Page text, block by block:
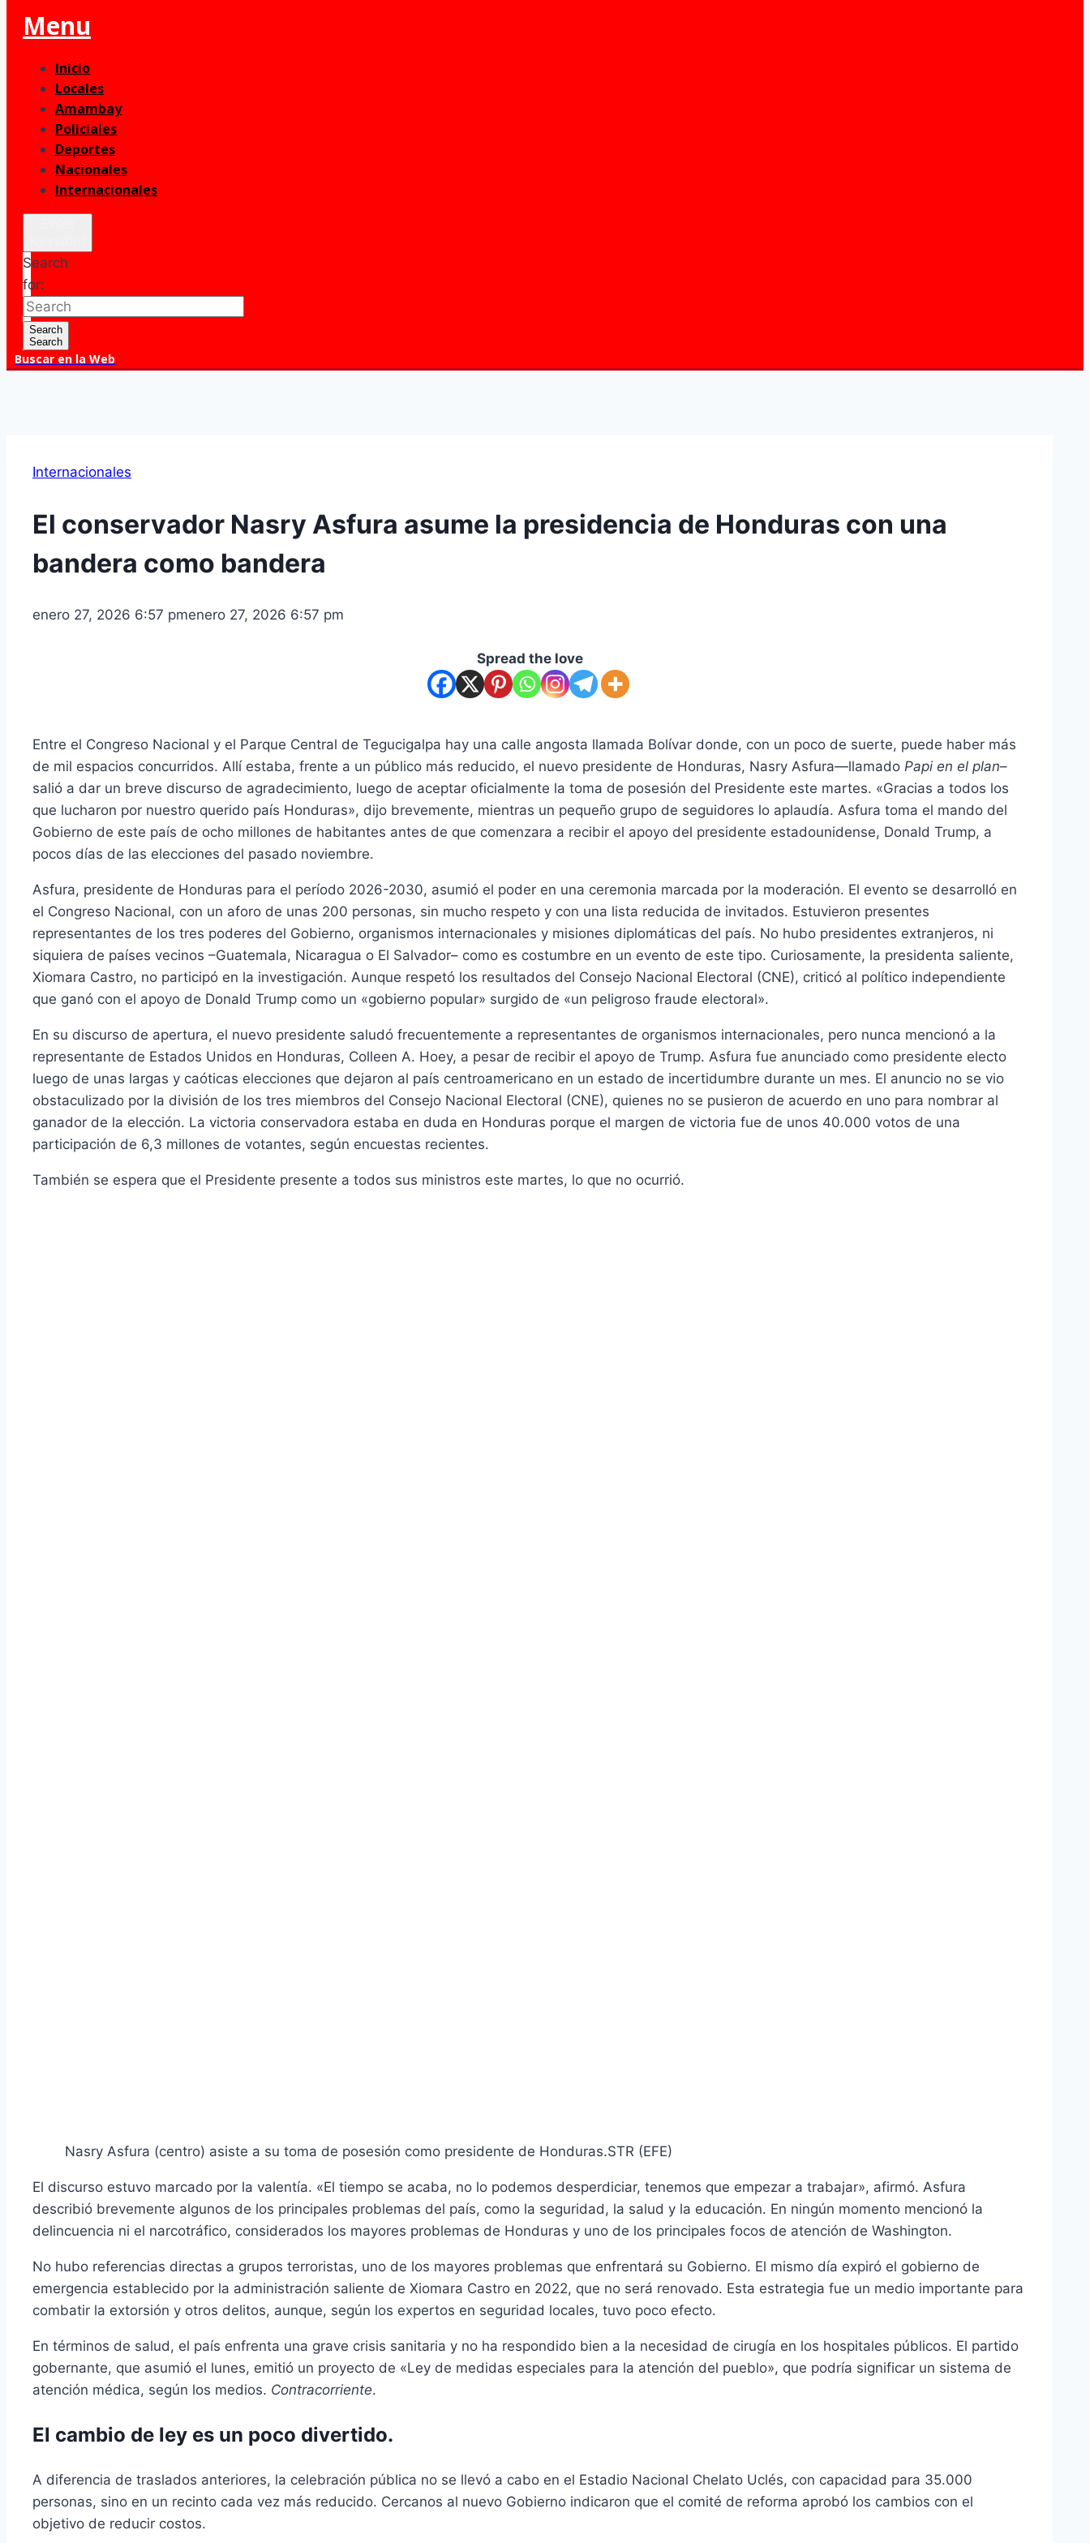
Menu
Inicio
Locales
Amambay
Policiales
Deportes
Nacionales
Internacionales
Search
for:
Search
Search
Buscar en la Web
Internacionales
El conservador Nasry Asfura asume la presidencia de Honduras con una
bandera como bandera
enero 27, 2026 6:57 pmenero 27, 2026 6:57 pm
Spread the love
Entre el Congreso Nacional y el Parque Central de Tegucigalpa hay una calle angosta llamada Bolívar donde, con un poco de suerte, puede haber más
de mil espacios concurridos. Allí estaba, frente a un público más reducido, el nuevo presidente de Honduras, Nasry Asfura—llamado Papi en el plan–
salió a dar un breve discurso de agradecimiento, luego de aceptar oficialmente la toma de posesión del Presidente este martes. «Gracias a todos los
que lucharon por nuestro querido país Honduras», dijo brevemente, mientras un pequeño grupo de seguidores lo aplaudía. Asfura toma el mando del
Gobierno de este país de ocho millones de habitantes antes de que comenzara a recibir el apoyo del presidente estadounidense, Donald Trump, a
pocos días de las elecciones del pasado noviembre.
Asfura, presidente de Honduras para el período 2026-2030, asumió el poder en una ceremonia marcada por la moderación. El evento se desarrolló en
el Congreso Nacional, con un aforo de unas 200 personas, sin mucho respeto y con una lista reducida de invitados. Estuvieron presentes
representantes de los tres poderes del Gobierno, organismos internacionales y misiones diplomáticas del país. No hubo presidentes extranjeros, ni
siquiera de países vecinos –Guatemala, Nicaragua o El Salvador– como es costumbre en un evento de este tipo. Curiosamente, la presidenta saliente,
Xiomara Castro, no participó en la investigación. Aunque respetó los resultados del Consejo Nacional Electoral (CNE), criticó al político independiente
que ganó con el apoyo de Donald Trump como un «gobierno popular» surgido de «un peligroso fraude electoral».
En su discurso de apertura, el nuevo presidente saludó frecuentemente a representantes de organismos internacionales, pero nunca mencionó a la
representante de Estados Unidos en Honduras, Colleen A. Hoey, a pesar de recibir el apoyo de Trump. Asfura fue anunciado como presidente electo
luego de unas largas y caóticas elecciones que dejaron al país centroamericano en un estado de incertidumbre durante un mes. El anuncio no se vio
obstaculizado por la división de los tres miembros del Consejo Nacional Electoral (CNE), quienes no se pusieron de acuerdo en uno para nombrar al
ganador de la elección. La victoria conservadora estaba en duda en Honduras porque el margen de victoria fue de unos 40.000 votos de una
participación de 6,3 millones de votantes, según encuestas recientes.
También se espera que el Presidente presente a todos sus ministros este martes, lo que no ocurrió.
Nasry Asfura (centro) asiste a su toma de posesión como presidente de Honduras.STR (EFE)
El discurso estuvo marcado por la valentía. «El tiempo se acaba, no lo podemos desperdiciar, tenemos que empezar a trabajar», afirmó. Asfura
describió brevemente algunos de los principales problemas del país, como la seguridad, la salud y la educación. En ningún momento mencionó la
delincuencia ni el narcotráfico, considerados los mayores problemas de Honduras y uno de los principales focos de atención de Washington.
No hubo referencias directas a grupos terroristas, uno de los mayores problemas que enfrentará su Gobierno. El mismo día expiró el gobierno de
emergencia establecido por la administración saliente de Xiomara Castro en 2022, que no será renovado. Esta estrategia fue un medio importante para
combatir la extorsión y otros delitos, aunque, según los expertos en seguridad locales, tuvo poco efecto.
En términos de salud, el país enfrenta una grave crisis sanitaria y no ha respondido bien a la necesidad de cirugía en los hospitales públicos. El partido
gobernante, que asumió el lunes, emitió un proyecto de «Ley de medidas especiales para la atención del pueblo», que podría significar un sistema de
atención médica, según los medios. Contracorriente.
El cambio de ley es un poco divertido.
A diferencia de traslados anteriores, la celebración pública no se llevó a cabo en el Estadio Nacional Chelato Uclés, con capacidad para 35.000
personas, sino en un recinto cada vez más reducido. Cercanos al nuevo Gobierno indicaron que el comité de reforma aprobó los cambios con el
objetivo de reducir costos.